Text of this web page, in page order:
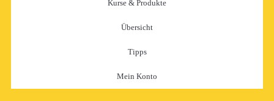
Kurse & Produkte
Übersicht
Tipps
Mein Konto